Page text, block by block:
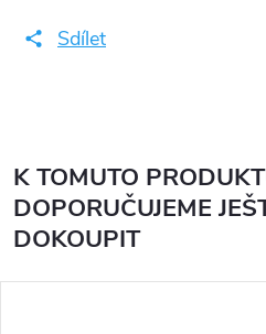
Sdílet
K TOMUTO
DOPORUČUJEME
DOKOUPIT